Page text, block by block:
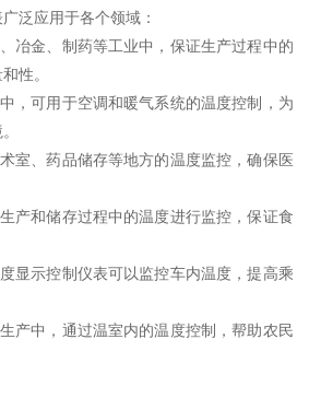
泛应用于各个领域：
冶金、制药等工业中，保证生产过程中的
性。
，可用于空调和暖气系统的温度控制，为
室、药品储存等地方的温度监控，确保医
产和储存过程中的温度进行监控，保证食
显示控制仪表可以监控车内温度，提高乘
产中，通过温室内的温度控制，帮助农民